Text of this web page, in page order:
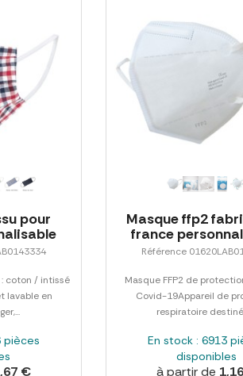
pour
coton / intissé
lavable en
pièces
€
Masque ffp2
france
Référence
Masque FFP2 de
Covid-19Appareil de
respiratoire destiné
En stock : 6913
disponibles
à partir de